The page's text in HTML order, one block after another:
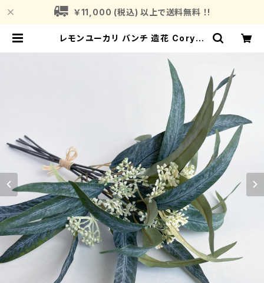
￥11,000 (税込) 以上で送料無料 ！!
レモンユーカリ バンチ 造花 Corym
フラワー １束５本入り Eucalyptus
| Fragrance Plant (フレグランス